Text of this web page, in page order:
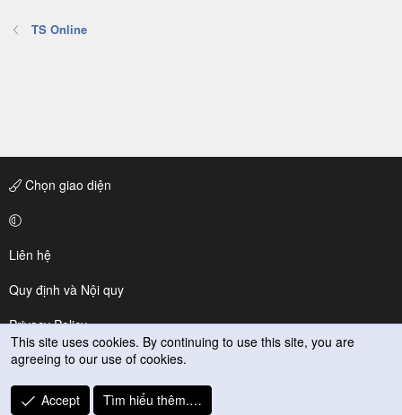
TS Online
Chọn giao diện
Liên hệ
Quy định và Nội quy
Privacy Policy
Trợ giúp
R
This site uses cookies. By continuing to use this site, you are
agreeing to our use of cookies.
Accept Tìm hiểu thêm.…